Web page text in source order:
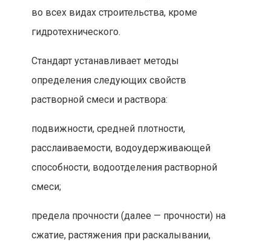
во всех видах строительства, кроме
гидротехнического.
Стандарт устанавливает методы
определения следующих свойств
растворной смеси и раствора:
подвижности, средней плотности,
расслаиваемости, водоудерживающей
способности, водоотделения растворной
смеси;
предела прочности (далее — прочности) на
сжатие, растяжения при раскалывании,